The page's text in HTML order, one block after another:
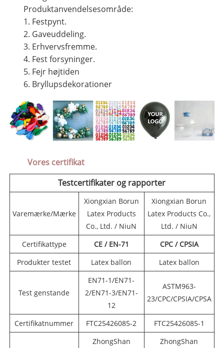
Produktanvendelsesområde:
1. Festpynt.
2. Gaveuddeling.
3. Erhvervsfremme.
4. Fest forsyninger.
5. Fejr højtiden
6. Bryllupsdekorationer
Vores certifikat
Testcertifikater og rapporter
Varemærke/Mærke
Xiongxian Borun
Latex Products
Co., Ltd. / NiuN
Xiongxian Borun
Latex Products Co.,
Ltd. / NiuN
Certifikattype
CE / EN-71
CPC / CPSIA
Produkter testet
Latex ballon Latex ballon
Test genstande
EN71-1/EN71-
2/EN71-3/EN71-
12
ASTM963-
23/CPC/CPSIA/CPSA
Certifikatnummer FTC25426085-2 FTC25426085-1
ZhongShan
ZhongShan